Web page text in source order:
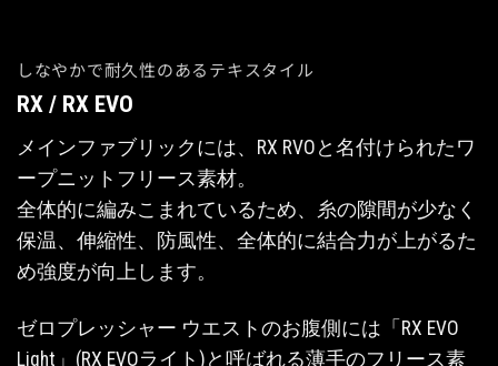
しなやかで耐久性のあるテキスタイル
RX / RX EVO
メインファブリックには、RX RVOと名付けられたワ
ープニットフリース素材。
全体的に編みこまれているため、糸の隙間が少なく
保温、伸縮性、防風性、全体的に結合力が上がるた
め強度が向上します。
ゼロプレッシャー ウエストのお腹側には「RX EVO
Light」(RX EVOライト)と呼ばれる薄手のフリース素